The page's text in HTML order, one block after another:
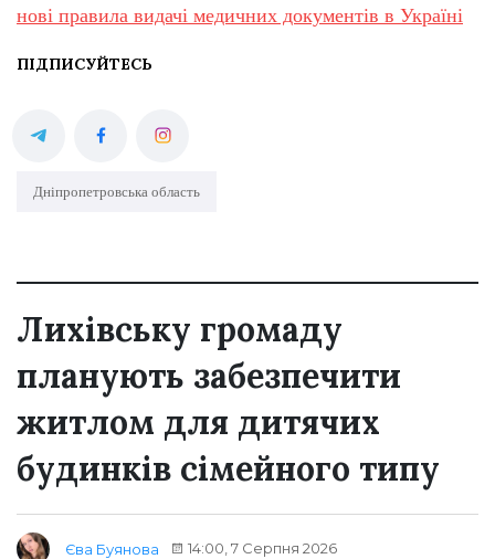
нові правила видачі медичних документів в Україні
ПІДПИСУЙТЕСЬ
Дніпропетровська область
Лихівську громаду
планують забезпечити
житлом для дитячих
будинків сімейного типу
Єва Буянова 14:00, 7 Серпня 2026